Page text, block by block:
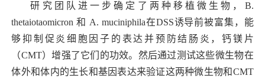
研究团队进一步确定了两种移植微生物， B.
thetaiotaomicron和 A. muciniphila在DSS诱导前被富集，能
够抑制促炎细胞因子的表达并预防结肠炎，钙镁片
（CMT）增强了它们的功效。然后通过测试这些微生物在
体外和体内的生长和基因表达来验证这两种微生物和CMT